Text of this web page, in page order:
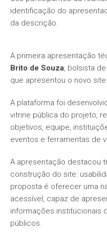
A primeira apresentação
Brito de Souza, bolsista
que apresentou o novo
A plataforma foi
vitrine pública do projeto,
objetivos, equipe,
eventos e ferramentas de
A apresentação destacou
construção do site:
proposta é oferecer uma
acessível, capaz de
informações institucionais
públicos.